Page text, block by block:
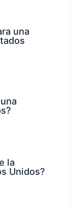
una
la
Unidos?